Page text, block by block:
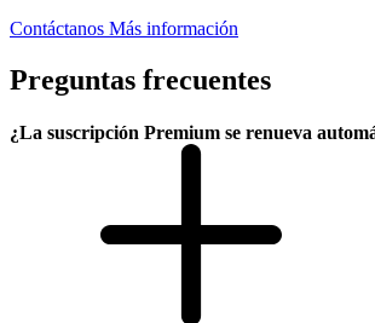
Contáctanos Más información
Preguntas frecuentes
¿La suscripción Premium se renueva